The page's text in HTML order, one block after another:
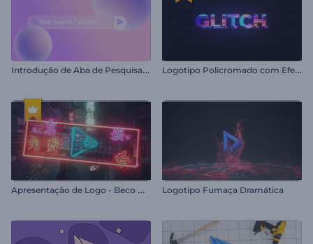
I
ntrodução de Aba de Pesquisa na Web L
ogotipo Policromado com Efeito Glitch
A
presentação de Logo - Beco Noturno Logotipo Fumaça Dramática